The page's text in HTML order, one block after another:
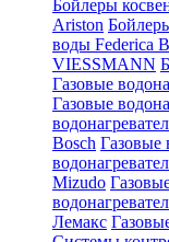
Бойлеры
Ariston
воды Federica
VIESSMANN
Газовые
Газовые
Bosch Газовые
Mizudo
Лемакс